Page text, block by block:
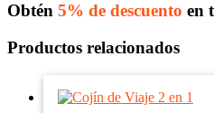
Obtén 5% de descuento en
Productos relacionados